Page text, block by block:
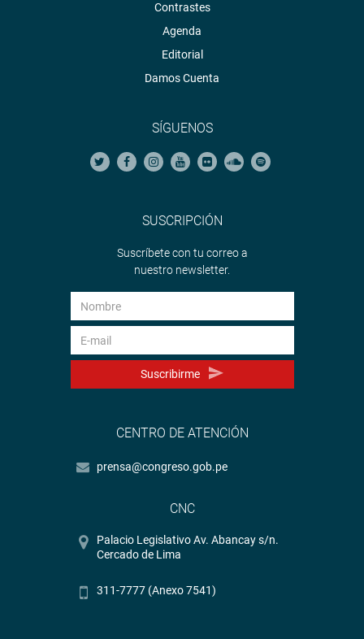
Contrastes
Agenda
Editorial
Damos Cuenta
SÍGUENOS
SUSCRIPCIÓN
Suscríbete con tu correo a
nuestro newsletter.
Suscribirme
CENTRO DE ATENCIÓN
prensa@congreso.gob.pe
CNC
Palacio Legislativo Av. Abancay s/n.
Cercado de Lima
311-7777 (Anexo 7541)